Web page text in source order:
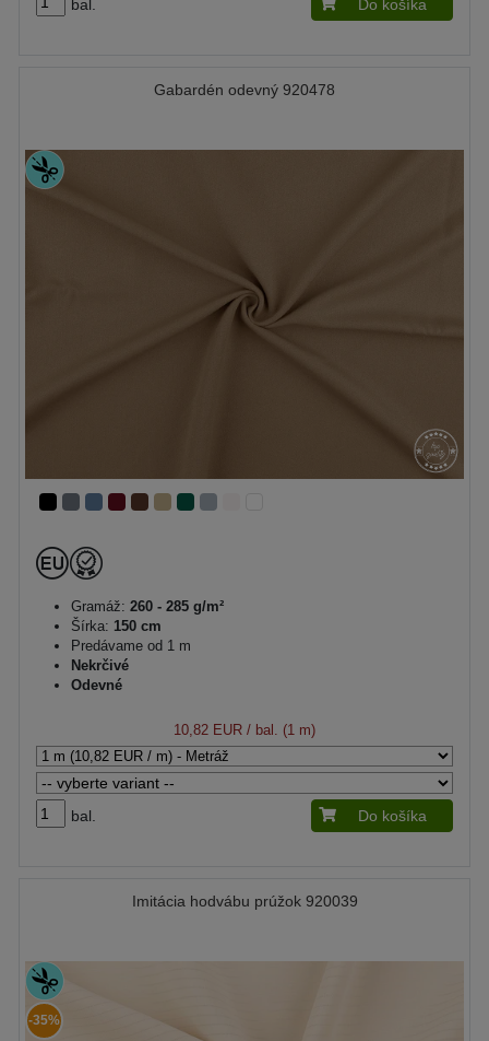
bal. Do košíka
Gabardén odevný 920478
Gramáž: 260 - 285 g/m²
Šírka: 150 cm
Predávame od 1 m
Nekrčivé
Odevné
10,82 EUR / bal. (1 m)
bal. Do košíka
Imitácia hodvábu prúžok 920039
-35%